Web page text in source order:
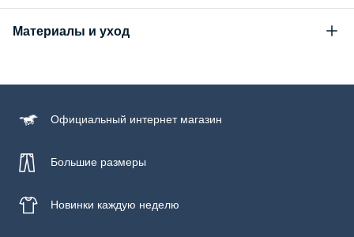
Материалы и уход
Полиуретан
Официальный интернет магазин
Большие размеры
Новинки каждую неделю